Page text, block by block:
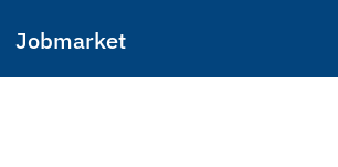
Jobmarket